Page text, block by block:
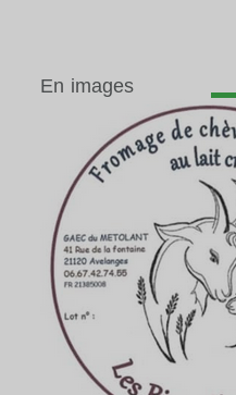
En images